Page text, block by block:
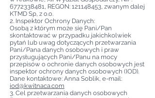
6772338481, REGON: 121148453, zwanym dalej
KTMD Sp, z o.o.
2. Inspektor Ochrony Danych:
Osobą z którym może się Pani/Pan
skontaktować w przypadku jakichkolwiek
pytań lub uwag dotyczących przetwarzania
Pani/Pana danych osobowych i praw
przysługujących Pani/Panu na mocy
przepisów o ochronie danych osobowych jest
inspektor ochrony danych osobowych (IOD).
Dane kontaktowe: Anna Soblik, e-mail:
iod@kwitnaca.com
3. Cel przetwarzania danych osobowych